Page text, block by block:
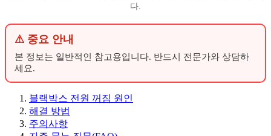
다.
⚠ 중요 안내
본 정보는 일반적인 참고용입니다. 반드시 전문가와 상담하
세요.
블랙박스 전원 꺼짐 원인
해결 방법
주의사항